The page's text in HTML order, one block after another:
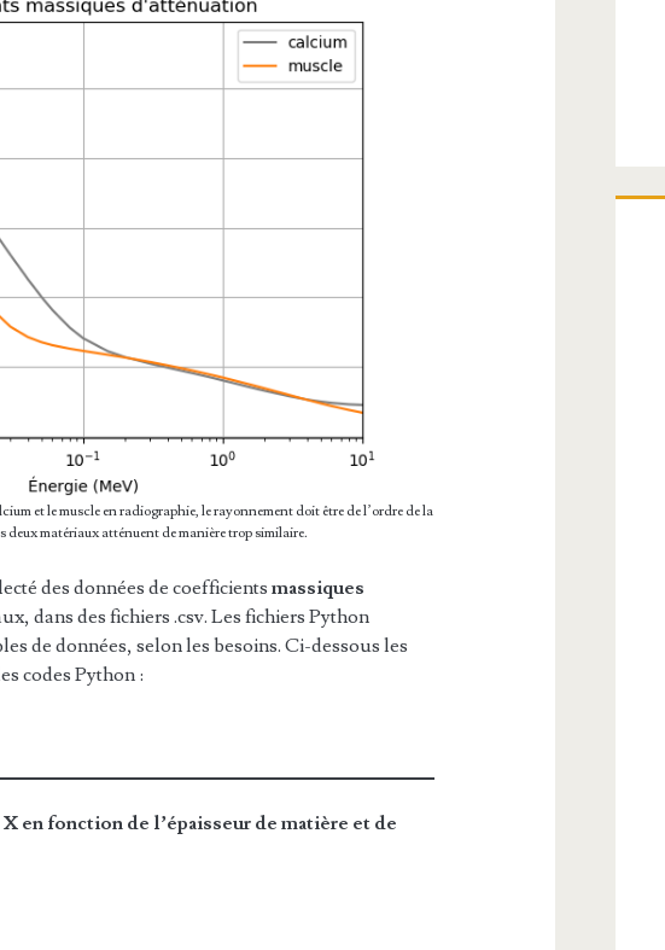
et le muscle en radiographie, le rayonnement doit être de l’ordre de la
deux matériaux atténuent de manière trop similaire.
des données de coefficientsmassiques
dans des fichiers .csv. Les fichiers Python
de données, selon les besoins. Ci-dessous les
codes Python :
en fonction de l’épaisseur de matière et de